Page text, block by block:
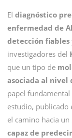
El diagnóstico
enfermedad de
detección
investigadores del
que un tipo de
asociada al nivel
papel fundamental
estudio, publicado
el camino hacia un
capaz de